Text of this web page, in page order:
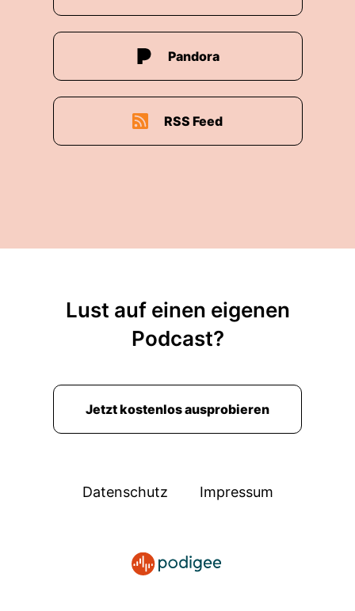
Pandora
RSS Feed
Lust auf einen eigenen
Podcast?
Jetzt kostenlos ausprobieren
Datenschutz Impressum